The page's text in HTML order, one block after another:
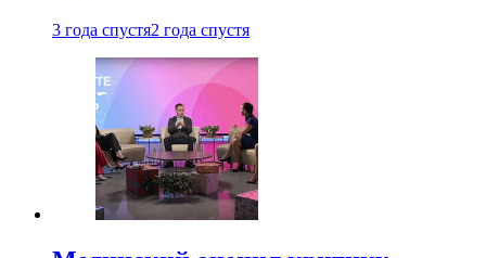
3 года спустя2 года спустя